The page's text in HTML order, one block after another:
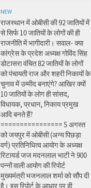
NEW
राजस्थान में ओबीसी की 92 जातियों में
से सिर्फ 10 जातियों के लोगों की ही
राजनीति में भागीदारी। सवाल- क्या
कांग्रेस के प्रदेश अध्यक्ष गोविंद सिंह
डोटासरा वंचित 82 जातियों के लोगों
को पंचायती राज और शहरी निकायों के
चुनाव में उम्मीद बनाएंगे? आखिर क्यों
10 जातियों के लोग ही सांसद,
विधायक, प्रधान, निकाय प्रमुख
आदि बनते हैं?
================ 5 अगस्त
को जयपुर में ओबीसी (अन्य पिछड़ा
वर्ग) प्रतिनिधित्व आयोग के अध्यक्ष
रिटायर्ड जज मदनलाल भाटी ने 900
पन्नों वाली आयोग की रिपोर्ट
मुख्यमंत्री भजनलाल शर्मा को सौंप दी
है। इस रिपोर्ट के आधार पर ही